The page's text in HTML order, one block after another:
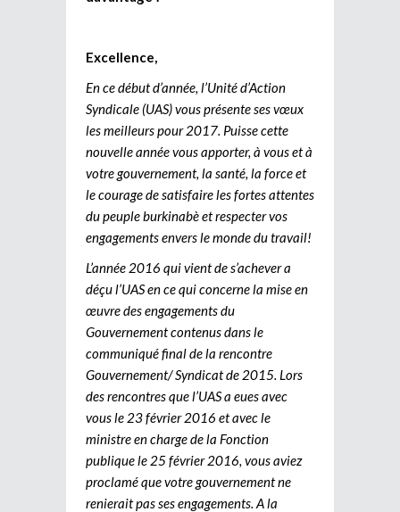
Excellence,
En ce début d’année, l’Unité d’Action
Syndicale (UAS) vous présente ses vœux
les meilleurs pour 2017. Puisse cette
nouvelle année vous apporter, à vous et à
votre gouvernement, la santé, la force et
le courage de satisfaire les fortes attentes
du peuple burkinabè et respecter vos
engagements envers le monde du travail!
L’année 2016 qui vient de s’achever a
déçu l’UAS en ce qui concerne la mise en
œuvre des engagements du
Gouvernement contenus dans le
communiqué final de la rencontre
Gouvernement/ Syndicat de 2015. Lors
des rencontres que l’UAS a eues avec
vous le 23 février 2016 et avec le
ministre en charge de la Fonction
publique le 25 février 2016, vous aviez
proclamé que votre gouvernement ne
renierait pas ses engagements. A la